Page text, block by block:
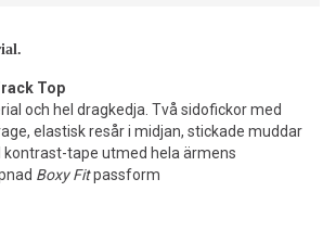
Top
och hel dragkedja. Två sidofickor med
elastisk resår i midjan, stickade muddar
kontrast-tape utmed hela ärmens
Boxy Fitpassform